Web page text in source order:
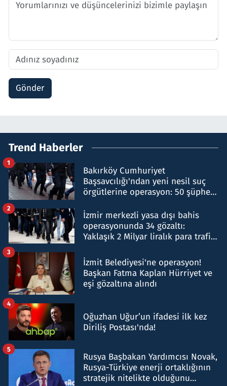
Gönder
Trend Haberler
Bakırköy Cumhuriyet
Başsavcılığı'ndan yeni nesil suç
örgütlerine operasyon: 50 şüpheli
1
İzmir merkezli yasa dışı bahis
operasyonunda 34 gözaltı:
Yaklaşık 2 Milyar liralık para trafiği
2
İzmit Belediyesi'ne operasyon!
Başkan Fatma Kaplan Hürriyet ve
eşi gözaltına alındı
3
Oğuzhan Uğur’un ifadesi ilk kez
Diriliş Postası'nda!
4
Rusya Başbakan Yardımcısı Novak,
Rusya-Türkiye enerji ortaklığının
stratejik nitelikte olduğunu
5